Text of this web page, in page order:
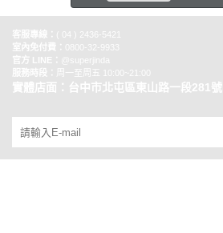
客服專線：
( 04 ) 2436-5421
室內免付費：
0800-32-9933
官方 LINE：
@superjinda
服務時段：
周一至周五 10:00~21:00
實體店面：台中市北屯區東山路一段281號